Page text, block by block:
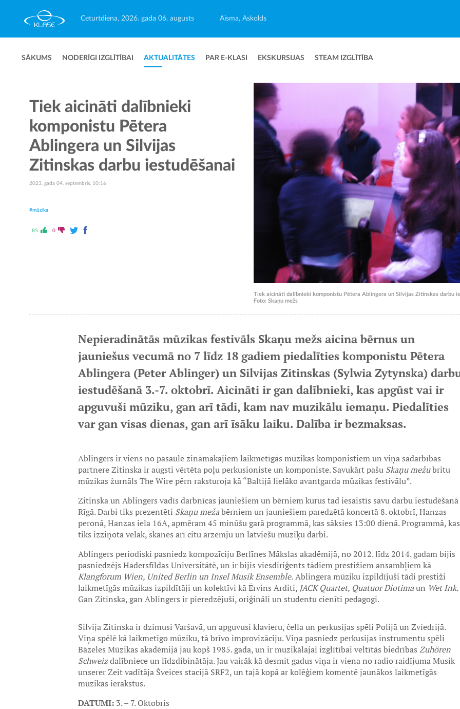
Ceturtdiena, 2026. gada 06. augusts Aisma, Askolds
SĀKUMS NODERĪGI IZGLĪTĪBAI AKTUALITĀTES PAR E-KLASI EKSKURSIJAS STEAM IZGLĪTĪBA
Tiek aicināti dalībnieki
komponistu Pētera
Ablingera un Silvijas
Zitinskas darbu iestudēšanai
2023. gada 04. septembris, 10:16
85 0
#mūzika
Tiek aicināti dalībnieki komponistu Pētera Ablingera un Silvijas Zitinskas darbu
Foto: Skaņu mežs
Nepieradinātās mūzikas festivāls Skaņu mežs aicina bērnus un
jauniešus vecumā no 7 līdz 18 gadiem piedalīties komponistu Pētera
Ablingera (Peter Ablinger) un Silvijas Zitinskas (Sylwia Zytynska)
iestudēšanā 3.-7. oktobrī. Aicināti ir gan dalībnieki, kas apgūst vai ir
apguvuši mūziku, gan arī tādi, kam nav muzikālu iemaņu. Piedalīties
var gan visas dienas, gan arī īsāku laiku. Dalība ir bezmaksas.
Ablingers ir viens no pasaulē zināmākajiem laikmetīgās mūzikas komponistiem un viņa sadarbības
partnere Zitinska ir augsti vērtēta poļu perkusioniste un komponiste. Savukārt pašu Skaņu mežubritu
mūzikas žurnāls The Wire pērn raksturoja kā “Baltijā lielāko avantgarda mūzikas festivālu”.
Zitinska un Ablingers vadīs darbnīcas jauniešiem un bērniem kurus tad iesaistīs savu darbu iestudēšanā
Rīgā. Darbi tiks prezentēti Skaņu mežabērniem un jauniešiem paredzētā koncertā 8. oktobrī, Hanzas
peronā, Hanzas iela 16A, apmēram 45 minūšu garā programmā, kas sāksies 13:00 dienā. Programmā, kas
tiks izziņota vēlāk, skanēs arī citu ārzemju un latviešu mūziķu darbi.
Ablingers periodiski pasniedz kompozīciju Berlīnes Mākslas akadēmijā, no 2012. līdz 2014. gadam bijis
pasniedzējs Hadersfīldas Universitātē, un ir bijis viesdiriģents tādiem prestižiem ansambļiem kā
Klangforum Wien, United Berlin un Insel Musik Ensemble.Ablingera mūziku izpildījuši tādi prestiži
laikmetīgās mūzikas izpildītāji un kolektīvi kā Ērvins Arditi, JACK Quartet, Quatuor Diotimaun Wet Ink.
Gan Zitinska, gan Ablingers ir pieredzējuši, oriģināli un studentu cienīti pedagogi.
Silvija Zitinska ir dzimusi Varšavā, un apguvusi klavieru, čella un perkusijas spēli Polijā un Zviedrijā.
Viņa spēlē kā laikmetīgo mūziku, tā brīvo improvizāciju. Viņa pasniedz perkusijas instrumentu spēli
Bāzeles Mūzikas akadēmijā jau kopš 1985. gada, un ir muzikālajai izglītībai veltītās biedrības Zuhören
Schweizdalībniece un līdzdibinātāja. Jau vairāk kā desmit gadus viņa ir viena no radio raidījuma Musik
unserer Zeit vadītāja Šveices stacijā SRF2, un tajā kopā ar kolēģiem komentē jaunākos laikmetīgās
mūzikas ierakstus.
DATUMI: 3. – 7. Oktobris